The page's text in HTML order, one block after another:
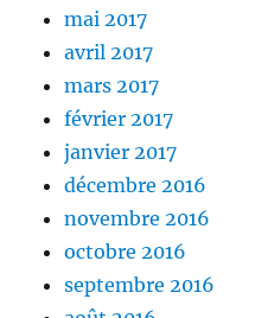
mai 2017
avril 2017
mars 2017
février 2017
janvier 2017
décembre 2016
novembre 2016
octobre 2016
septembre 2016